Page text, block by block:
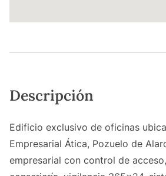
Descripción
Edificio exclusivo de oficinas
Empresarial Ática, Pozuelo de
empresarial con control de